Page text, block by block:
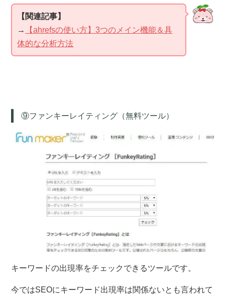
【関連記事】
→
【ahrefsの使い方】3つのメイン機能＆具
体的な分析方法
⑨ファンキーレイティング（無料ツール）
キーワードの出現率をチェックできるツールです。
今ではSEOにキーワード出現率は関係ないとも言われて